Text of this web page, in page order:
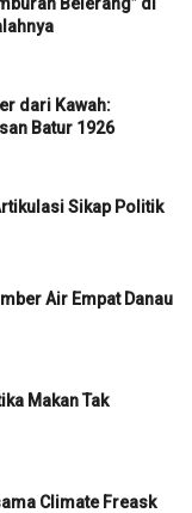
dari Kawah:
Batur 1926
Sikap Politik
Air Empat Danau
Makan Tak
Climate Freask